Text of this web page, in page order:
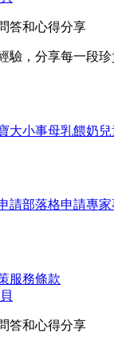
答和心得分享
驗，分享每一段珍
大小事母乳餵奶
請部落格申請專家
服務條款
答和心得分享